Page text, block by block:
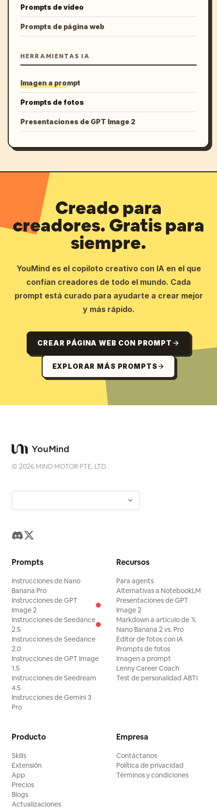
Prompts de video
Prompts de página web
HERRAMIENTAS IA
Imagen a prompt
Prompts de fotos
Presentaciones de GPT Image 2
Creado para
creadores. Gratis para
siempre.
YouMind es el copiloto creativo con IA en el que
confían creadores de todo el mundo. Cada
prompt está curado para ayudarte a crear mejor
y más rápido.
CREAR PÁGINA WEB CON PROMPT
EXPLORAR MÁS PROMPTS
©2026 MIND MOTOR PTE. LTD.
Prompts
Instrucciones de Nano
Banana Pro
Instrucciones de GPT
Image 2
Instrucciones de Seedance
2.5
Instrucciones de Seedance
2.0
Instrucciones de GPT Image
1.5
Instrucciones de Seedream
4.5
Instrucciones de Gemini 3
Pro
Recursos
Para agents
Alternativas a NotebookLM
Presentaciones de GPT
Image 2
Markdown a artículo de 𝕏
Nano Banana 2 vs. Pro
Editor de fotos con IA
Prompts de fotos
Imagen a prompt
Lenny Career Coach
Test de personalidad ABTI
Producto
Skills
Extensión
App
Precios
Blogs
Actualizaciones
Empresa
Contáctanos
Política de privacidad
Términos y condiciones